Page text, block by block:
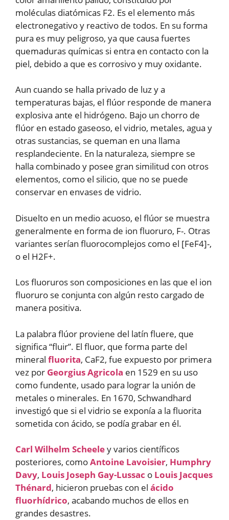
moléculas diatómicas F2. Es el elemento más
electronegativo y reactivo de todos. En su forma
pura es muy peligroso, ya que causa fuertes
quemaduras químicas si entra en contacto con la
piel, debido a que es corrosivo y muy oxidante.
Aun cuando se halla privado de luz y a
temperaturas bajas, el flúor responde de manera
explosiva ante el hidrógeno. Bajo un chorro de
flúor en estado gaseoso, el vidrio, metales, agua y
otras sustancias, se queman en una llama
resplandeciente. En la naturaleza, siempre se
halla combinado y posee gran similitud con otros
elementos, como el silicio, que no se puede
conservar en envases de vidrio.
Disuelto en un medio acuoso, el flúor se muestra
generalmente en forma de ion fluoruro, F-. Otras
variantes serían fluorocomplejos como el [FeF4]-,
o el H2F+.
Los fluoruros son composiciones en las que el ion
fluoruro se conjunta con algún resto cargado de
manera positiva.
La palabra flúor proviene del latín fluere, que
significa “fluir”. El fluor, que forma parte del
mineral fluorita, CaF2, fue expuesto por primera
vez por Georgius Agricola en 1529 en su uso
como fundente, usado para lograr la unión de
metales o minerales. En 1670, Schwandhard
investigó que si el vidrio se exponía a la fluorita
sometida con ácido, se podía grabar en él.
Carl Wilhelm Scheeley varios científicos
posteriores, comoAntoine Lavoisier, Humphry
Davy, Louis Joseph Gay-Lussac o Louis Jacques
Thénard, hicieron pruebas con el ácido
fluorhídrico, acabando muchos de ellos en
grandes desastres.